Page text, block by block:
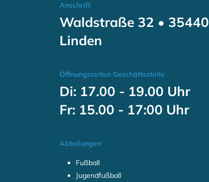
Anschrift
Waldstraße 32 • 35440
Linden
Öffnungszeiten Geschäftsstelle
Di: 17.00 - 19.00 Uhr
Fr: 15.00 - 17:00 Uhr
Abteilungen
Fußball
Jugendfußball